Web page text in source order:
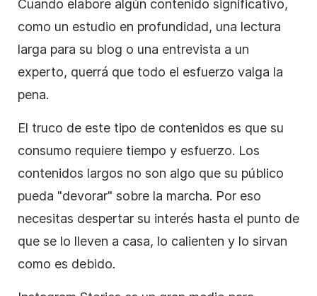
Cuando elabore algún contenido significativo,
como un estudio en profundidad, una lectura
larga para su blog o una entrevista a un
experto, querrá que todo el esfuerzo valga la
pena.
El truco de este tipo de contenidos es que su
consumo requiere tiempo y esfuerzo. Los
contenidos largos no son algo que su público
pueda "devorar" sobre la marcha. Por eso
necesitas despertar su interés hasta el punto de
que se lo lleven a casa, lo calienten y lo sirvan
como es debido.